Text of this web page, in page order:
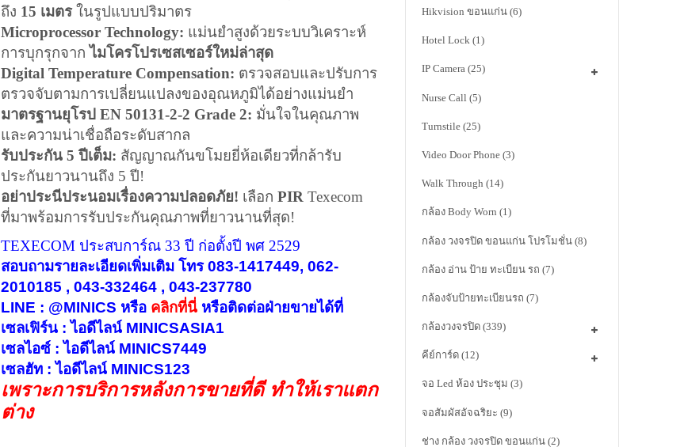
ถึง 15 เมตรในรูปแบบปริมาตร
Microprocessor Technology: แม่นยำสูงด้วยระบบวิเคราะห์
การบุกรุกจากไมโครโปรเซสเซอร์ใหม่ล่าสุด
Digital Temperature Compensation: ตรวจสอบและปรับการ
ตรวจจับตามการเปลี่ยนแปลงของอุณหภูมิได้อย่างแม่นยำ
มาตรฐานยุโรป EN 50131-2-2 Grade 2: มั่นใจในคุณภาพ
และความน่าเชื่อถือระดับสากล
รับประกัน 5 ปีเต็ม: สัญญาณกันขโมยยี่ห้อเดียวที่กล้ารับ
ประกันยาวนานถึง 5 ปี!
อย่าประนีประนอมเรื่องความปลอดภัย! เลือก PIR Texecom
ที่มาพร้อมการรับประกันคุณภาพที่ยาวนานที่สุด!
TEXECOM ประสบการ์ณ 33 ปี ก่อตั้งปี พศ 2529
สอบถามรายละเอียดเพิ่มเติม โทร 083-1417449, 062-
2010185 , 043-332464 , 043-237780
LINE : @MINICS หรือ คลิกที่นี่ หรือติดต่อฝ่ายขายได้ที่
เซลเฟิร์น : ไอดีไลน์ MINICSASIA1
เซลไอซ์ : ไอดีไลน์ MINICS7449
เซลฮัท : ไอดีไลน์ MINICS123
เพราะการบริการหลังการขายที่ดี ทำให้เราแตก
ต่าง
Hikvision ขอนแก่น (6)
Hotel Lock (1)
IP Camera (25)
Nurse Call (5)
Turnstile (25)
Video Door Phone (3)
Walk Through (14)
กล้อง Body Worn (1)
กล้อง วงจรปิด ขอนแก่น โปรโมชั่น (8)
กล้อง อ่าน ป้าย ทะเบียน รถ (7)
กล้องจับป้ายทะเบียนรถ (7)
กล้องวงจรปิด (339)
คีย์การ์ด (12)
จอ Led ห้อง ประชุม (3)
จอสัมผัสอัจฉริยะ (9)
ช่าง กล้อง วงจรปิด ขอนแก่น (2)